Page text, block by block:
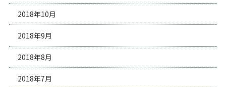
2018年10月
2018年9月
2018年8月
2018年7月